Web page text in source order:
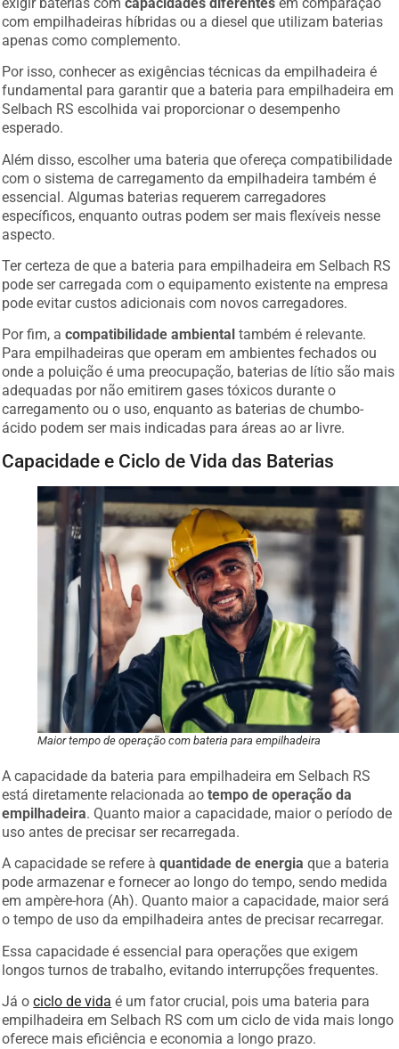
com empilhadeiras híbridas ou a diesel que utilizam baterias
apenas como complemento.
Por isso, conhecer as exigências técnicas da empilhadeira é
fundamental para garantir que a bateria para empilhadeira em
Selbach RS escolhida vai proporcionar o desempenho
esperado.
Além disso, escolher uma bateria que ofereça compatibilidade
com o sistema de carregamento da empilhadeira também é
essencial. Algumas baterias requerem carregadores
específicos, enquanto outras podem ser mais flexíveis nesse
aspecto.
Ter certeza de que a bateria para empilhadeira em Selbach RS
pode ser carregada com o equipamento existente na empresa
pode evitar custos adicionais com novos carregadores.
Por fim, acompatibilidade ambiental também é relevante.
Para empilhadeiras que operam em ambientes fechados ou
onde a poluição é uma preocupação, baterias de lítio são mais
adequadas por não emitirem gases tóxicos durante o
carregamento ou o uso, enquanto as baterias de chumbo-
ácido podem ser mais indicadas para áreas ao ar livre.
Capacidade e Ciclo de Vida das Baterias
Maior tempo de operação com bateria para empilhadeira
A capacidade da bateria para empilhadeira em Selbach RS
está diretamente relacionada aotempo de operação da
empilhadeira. Quanto maior a capacidade, maior o período de
uso antes de precisar ser recarregada.
A capacidade se refere àquantidade de energia que a bateria
pode armazenar e fornecer ao longo do tempo, sendo medida
em ampère-hora (Ah). Quanto maior a capacidade, maior será
o tempo de uso da empilhadeira antes de precisar recarregar.
Essa capacidade é essencial para operações que exigem
longos turnos de trabalho, evitando interrupções frequentes.
Já ociclo de vida é um fator crucial, pois uma bateria para
empilhadeira em Selbach RS com um ciclo de vida mais longo
oferece mais eficiência e economia a longo prazo.